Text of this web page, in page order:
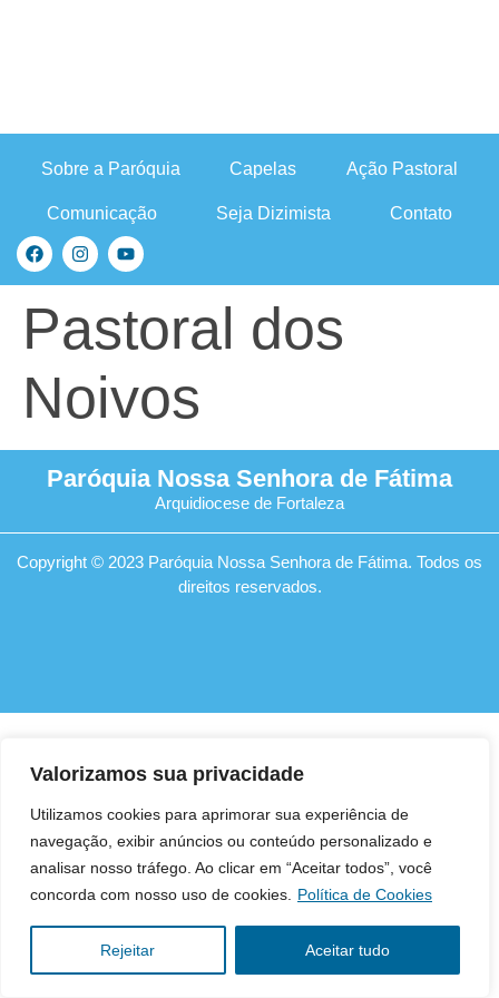
Valorizamos sua privacidade
Utilizamos cookies para aprimorar sua experiência de
navegação, exibir anúncios ou conteúdo personalizado e
analisar nosso tráfego. Ao clicar em “Aceitar todos”, você
concorda com nosso uso de cookies.
Política de Cookies
Rejeitar Aceitar tudo
Sobre a Paróquia Capelas Ação Pastoral
Comunicação Seja Dizimista Contato
Pastoral dos
Noivos
Paróquia Nossa Senhora de Fátima
Arquidiocese de Fortaleza
Copyright © 2023 Paróquia Nossa Senhora de Fátima. Todos os
direitos reservados.